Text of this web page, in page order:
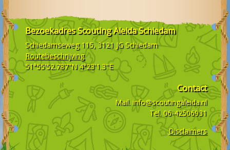
BezoekadresScouting Aleida Schiedam
Schiedamseweg 115, 3121 JG Schiedam
Routebeschrijving
51°55'52.787"N 4°23'1.3"E
Contact
Mail. info@scoutingaleida.nl
Tel. 06-42506931
Disclaimers